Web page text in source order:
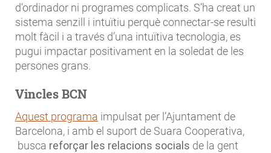
d'ordinador ni programes complicats. S’ha creat un
sistema senzill i intuïtiu perquè connectar-se resulti
molt fàcil i a través d’una intuïtiva tecnologia, es
pugui impactar positivament en la soledat de les
persones grans.
Vincles BCN
Aquest programa impulsat per l’Ajuntament de
Barcelona, i amb el suport de Suara Cooperativa,
busca reforçar les relacions socials de la gent